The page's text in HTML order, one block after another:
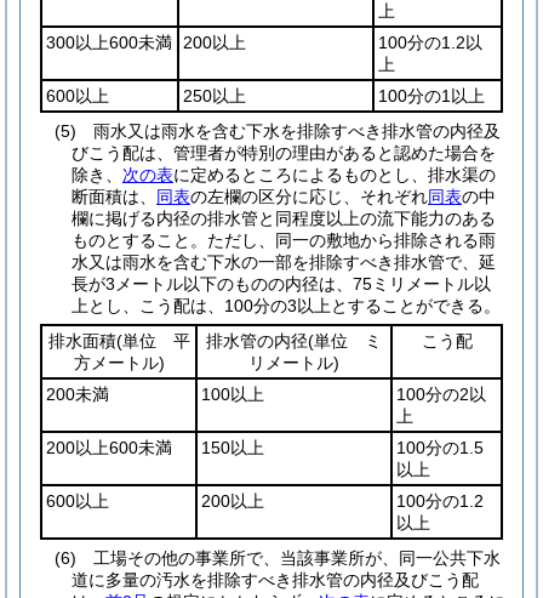
上
300以上600未満
200以上
100分の1.2以
上
600以上
250以上
100分の1以上
(5)
雨水又は雨水を含む下水を排除すべき排水管の内径及
びこう配は、管理者が特別の理由があると認めた場合を
除き、 次の表に定めるところによるものとし、排水渠の
断面積は、 同表の左欄の区分に応じ、それぞれ同表の中
欄に掲げる内径の排水管と同程度以上の流下能力のある
ものとすること。 ただし、同一の敷地から排除される雨
水又は雨水を含む下水の一部を排除すべき排水管で、延
長が3メートル以下のものの内径は、75ミリメートル以
上とし、こう配は、100分の3以上とすることができる。
排水面積(単位 平
方メートル)
排水管の内径(単位 ミ
リメートル)
こう配
200未満 100以上
100分の2以
上
200以上600未満
150以上
100分の1.5
以上
600以上
200以上
100分の1.2
以上
(6)
工場その他の事業所で、当該事業所が、同一公共下水
道に多量の汚水を排除すべき排水管の内径及びこう配